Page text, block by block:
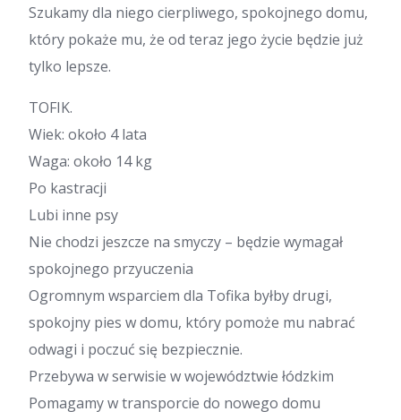
Szukamy dla niego cierpliwego, spokojnego domu,
który pokaże mu, że od teraz jego życie będzie już
tylko lepsze.
TOFIK.
Wiek: około 4 lata
Waga: około 14 kg
Po kastracji
Lubi inne psy
Nie chodzi jeszcze na smyczy – będzie wymagał
spokojnego przyuczenia
Ogromnym wsparciem dla Tofika byłby drugi,
spokojny pies w domu, który pomoże mu nabrać
odwagi i poczuć się bezpiecznie.
Przebywa w serwisie w województwie łódzkim
Pomagamy w transporcie do nowego domu